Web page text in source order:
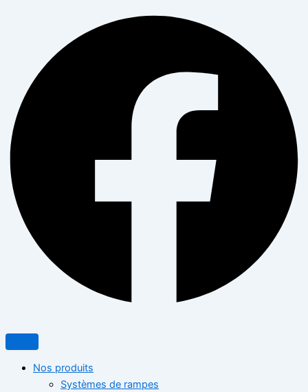
Nos produits
Systèmes de rampes